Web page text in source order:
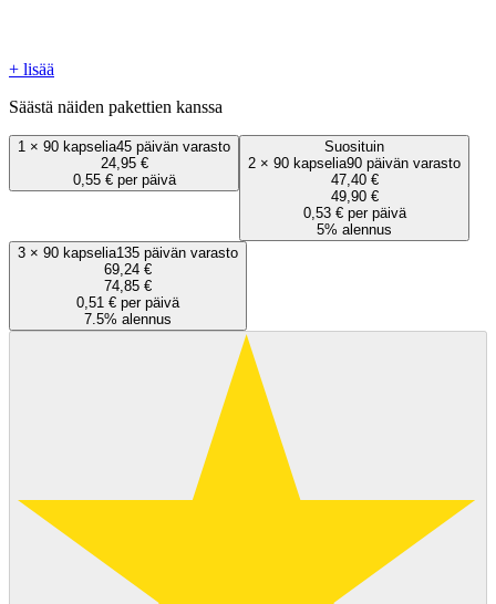
+ lisää
Säästä näiden pakettien kanssa
1 × 90 kapselia45 päivän varasto
24,95 €
0,55 € per päivä
Suosituin
2 × 90 kapselia90 päivän varasto
47,40 €
49,90 €
0,53 € per päivä
5% alennus
3 × 90 kapselia135 päivän varasto
69,24 €
74,85 €
0,51 € per päivä
7.5% alennus